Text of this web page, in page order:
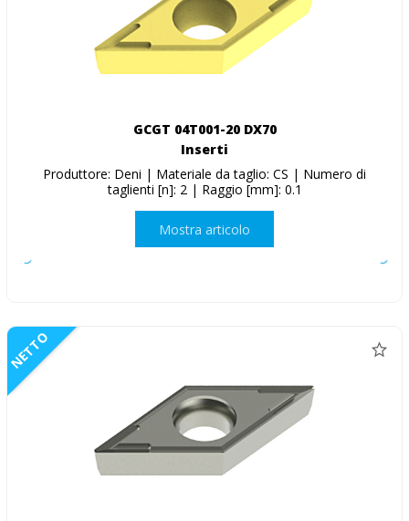
GCGT 04T001-20 DX70
Inserti
Produttore: Deni | Materiale da taglio: CS | Numero di
taglienti [n]: 2 | Raggio [mm]: 0.1
Mostra articolo
NETTO